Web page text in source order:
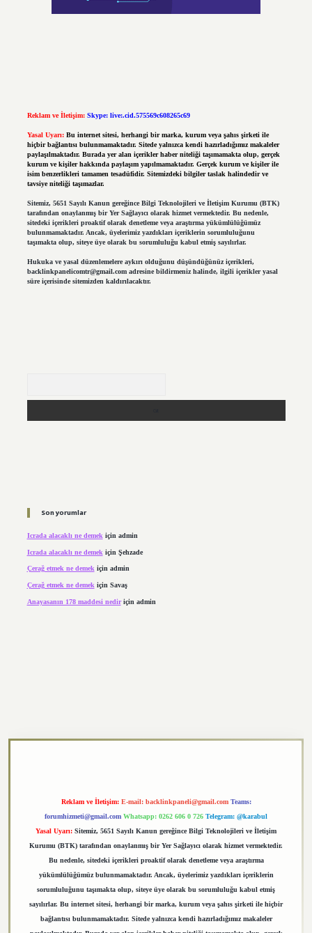
Reklam ve İletişim: Skype: live:.cid.575569c608265c69
Yasal Uyarı: Bu internet sitesi, herhangi bir marka, kurum veya şahıs şirketi ile
hiçbir bağlantısı bulunmamaktadır. Sitede yalnızca kendi hazırladığımız makaleler
paylaşılmaktadır. Burada yer alan içerikler haber niteliği taşımamakta olup, gerçek
kurum ve kişiler hakkında paylaşım yapılmamaktadır. Gerçek kurum ve kişiler ile
isim benzerlikleri tamamen tesadüfidir. Sitemizdeki bilgiler taslak halindedir ve
tavsiye niteliği taşımazlar.
Sitemiz, 5651 Sayılı Kanun gereğince Bilgi Teknolojileri ve İletişim Kurumu (BTK)
tarafından onaylanmış bir Yer Sağlayıcı olarak hizmet vermektedir. Bu nedenle,
sitedeki içerikleri proaktif olarak denetleme veya araştırma yükümlülüğümüz
bulunmamaktadır. Ancak, üyelerimiz yazdıkları içeriklerin sorumluluğunu
taşımakta olup, siteye üye olarak bu sorumluluğu kabul etmiş sayılırlar.
Hukuka ve yasal düzenlemelere aykırı olduğunu düşündüğünüz içerikleri,
backlinkpanelicomtr@gmail.comadresine bildirmeniz halinde, ilgili içerikler yasal
süre içerisinde sitemizden kaldırılacaktır.
Son yorumlar
Icrada alacaklı ne demek için admin
Icrada alacaklı ne demek için Şehzade
Çerağ etmek ne demekiçin admin
Çerağ etmek ne demek için Savaş
Anayasanın 178 maddesi nediriçin admin
Reklam ve İletişim: E-mail: backlinkpaneli@gmail.com Teams:
forumhizmeti@gmail.com Whatsapp: 0262 606 0 726 Telegram: @karabul
Yasal Uyarı: Sitemiz, 5651 Sayılı Kanun gereğince Bilgi Teknolojileri ve İletişim
Kurumu (BTK) tarafından onaylanmış bir Yer Sağlayıcı olarak hizmet vermektedir.
Bu nedenle, sitedeki içerikleri proaktif olarak denetleme veya araştırma
yükümlülüğümüz bulunmamaktadır. Ancak, üyelerimiz yazdıkları içeriklerin
sorumluluğunu taşımakta olup, siteye üye olarak bu sorumluluğu kabul etmiş
sayılırlar. Bu internet sitesi, herhangi bir marka, kurum veya şahıs şirketi ile hiçbir
bağlantısı bulunmamaktadır. Sitede yalnızca kendi hazırladığımız makaleler